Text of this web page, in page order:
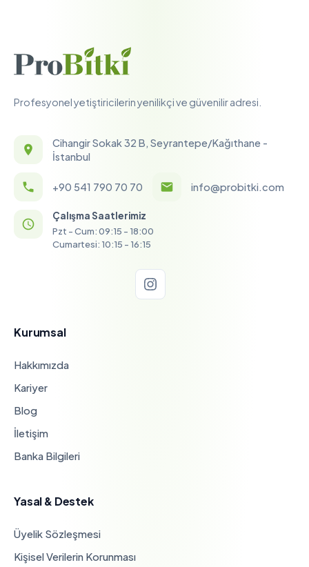
Profesyonel yetiştiricilerin yenilikçi ve güvenilir adresi.
Cihangir Sokak 32 B, Seyrantepe/Kağıthane -
İstanbul
+90 541 790 70 70 info@probitki.com
Çalışma Saatlerimiz
Pzt - Cum: 09:15 - 18:00
Cumartesi: 10:15 - 16:15
Kurumsal
Hakkımızda
Kariyer
Blog
İletişim
Banka Bilgileri
Yasal & Destek
Üyelik Sözleşmesi
Kişisel Verilerin Korunması